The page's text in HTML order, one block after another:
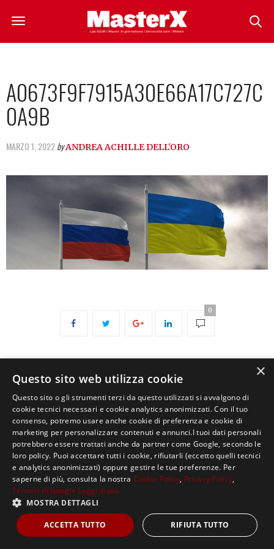
A0673F9F7915A30E66A17C727C
0A9B
MARZO 1, 2022byANDREA ACHILLE DELL'ORO
0
Copyright ©2021, MASTERX Tutti i diritti riservati.
×
Questo sito web utilizza cookie
Questo sito o gli strumenti terzi da questo utilizzati si avvalgono di
cookie tecnici necessari e cookie analytics anonimizzati. Con il tuo
consenso, potremo usare anche cookie di preferenza e cookie di
marketing per personalizzare contenuti e annunci.I tuoi dati personali
potrebbero essere trattati anche da partner come Google, secondo le
loro policy. Puoi accettare tutti i cookie, rifiutarli (eccetto quelli tecnici
e analytics anonimizzati) oppure gestire le tue preferenze. Per
saperne di più, consulta la nostra Cookie Policy, Privacy Policy,
Termini di Google Leggi di più
MOSTRA DETTAGLI
ACCETTA TUTTO RIFIUTA TUTTO